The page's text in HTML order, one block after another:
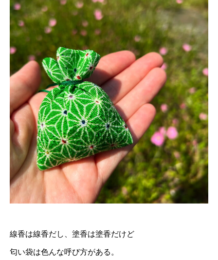
線香は線香だし、塗香は塗香だけど
匂い袋は色んな呼び方がある。